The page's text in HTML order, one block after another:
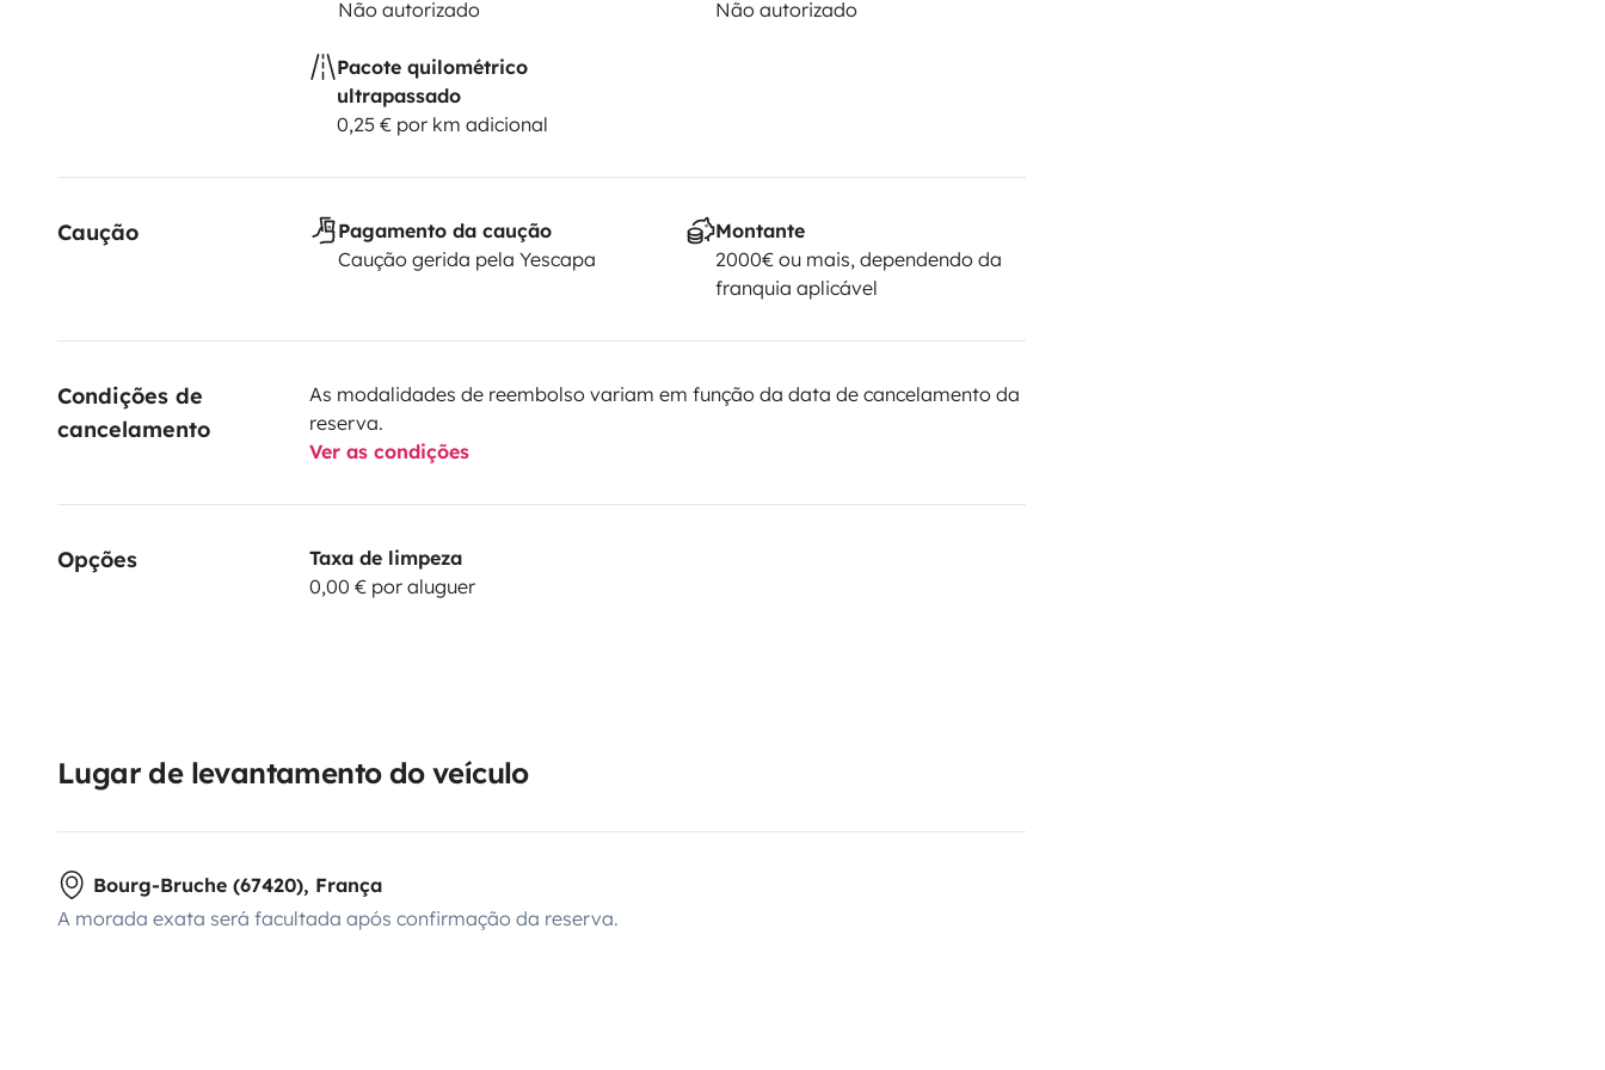
Não autorizado
Não autorizado
Pacote quilométrico
ultrapassado
0,25 € por km adicional
Caução
Pagamento da caução
Caução gerida pela Yescapa
Montante
2000€ ou mais, dependendo da
franquia aplicável
Condições de
cancelamento
As modalidades de reembolso variam em função da data de cancelamento da
reserva.
Ver as condições
Opções
Taxa de limpeza
0,00 € por aluguer
Lugar de levantamento do veículo
Bourg-Bruche (67420), França
A morada exata será facultada após confirmação da reserva.